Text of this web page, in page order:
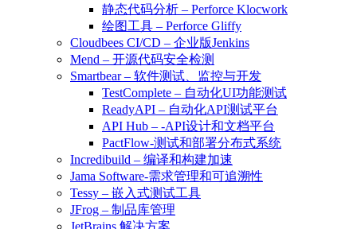
静态代码分析 – Perforce Klocwork
绘图工具 – Perforce Gliffy
Cloudbees CI/CD – 企业版Jenkins
Mend – 开源代码安全检测
Smartbear – 软件测试、监控与开发
TestComplete – 自动化UI功能测试
ReadyAPI – 自动化API测试平台
API Hub – -API设计和文档平台
PactFlow-测试和部署分布式系统
Incredibuild – 编译和构建加速
Jama Software-需求管理和可追溯性
Tessy – 嵌入式测试工具
JFrog – 制品库管理
JetBrains 解决方案